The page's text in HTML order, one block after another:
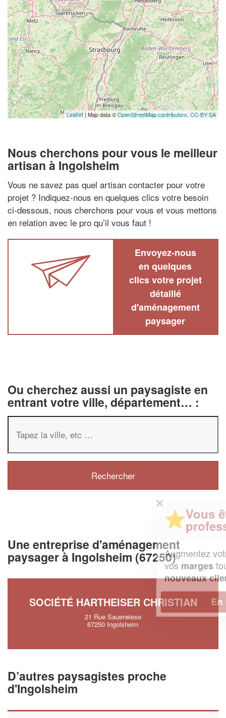
Leaflet| Map data ©OpenStreetMap contributors, CC-BY-SA
Nous cherchons pour vous le meilleur
artisan à Ingolsheim
Vous ne savez pas quel artisan contacter pour votre
projet ? Indiquez-nous en quelques clics votre besoin
ci-dessous, nous cherchons pour vous et vous mettons
en relation avec le pro qu’il vous faut !
Envoyez-nous
en quelques
clics votre projet
détaillé
d'aménagement
paysager
Ou cherchez aussi un paysagiste en
entrant votre ville, département… :
Une entreprise d'aménagement
paysager à Ingolsheim (67250)
SOCIÉTÉ HARTHEISER CHRISTIAN
21 Rue Sauerwiese
67250 Ingolsheim
D’autres paysagistes proche
d'Ingolsheim
professionnel ?
Augmentez votrechiffre d'affaireset
vosmargestout en gagnant de
nouveaux clients!
En savoir plus